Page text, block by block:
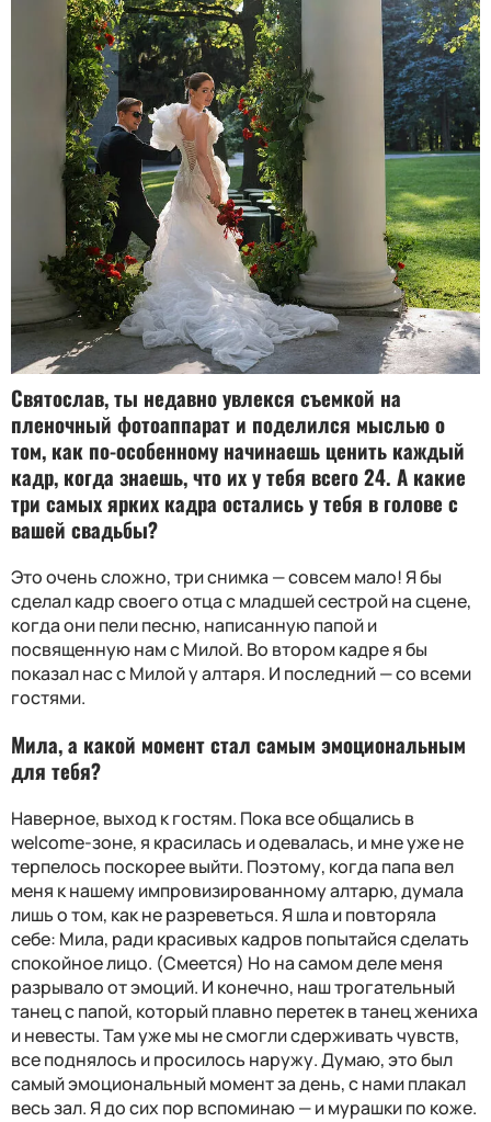
Святослав, ты недавно увлекся съемкой на
пленочный фотоаппарат и поделился мыслью о
том, как по-особенному начинаешь ценить каждый
кадр, когда знаешь, что их у тебя всего 24. А какие
три самых ярких кадра остались у тебя в голове с
вашей свадьбы?
Это очень сложно, три снимка — совсем мало! Я бы
сделал кадр своего отца с младшей сестрой на сцене,
когда они пели песню, написанную папой и
посвященную нам с Милой. Во втором кадре я бы
показал нас с Милой у алтаря. И последний — со всеми
гостями.
Мила, а какой момент стал самым эмоциональным
для тебя?
Наверное, выход к гостям. Пока все общались в
welcome-зоне, я красилась и одевалась, и мне уже не
терпелось поскорее выйти. Поэтому, когда папа вел
меня к нашему импровизированному алтарю, думала
лишь о том, как не разреветься. Я шла и повторяла
себе: Мила, ради красивых кадров попытайся сделать
спокойное лицо. (Смеется) Но на самом деле меня
разрывало от эмоций. И конечно, наш трогательный
танец с папой, который плавно перетек в танец жениха
и невесты. Там уже мы не смогли сдерживать чувств,
все поднялось и просилось наружу. Думаю, это был
самый эмоциональный момент за день, с нами плакал
весь зал. Я до сих пор вспоминаю — и мурашки по коже.